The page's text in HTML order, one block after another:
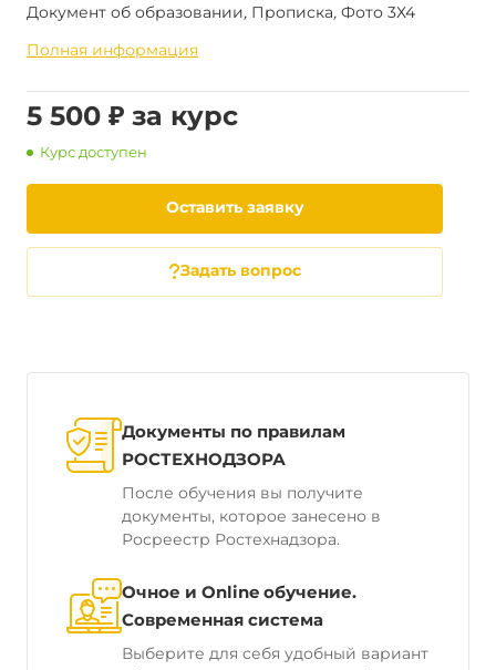
Документ об образовании, Прописка, Фото 3Х4
Полная информация
5 500 ₽ за курс
Курс доступен
Оставить заявку
Задать вопрос
Документы по правилам
РОСТЕХНОДЗОРА
После обучения вы получите
документы, которое занесено в
Росреестр Ростехнадзора.
Очное и Online обучение.
Современная система
Выберите для себя удобный вариант